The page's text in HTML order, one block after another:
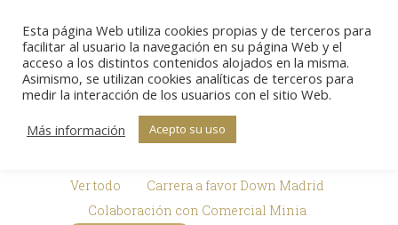
Galerías de
imágenes
Estás aquí:
Inicio
Premios Txema Elorza
Ver todo
Carrera a favor Down Madrid
Colaboración con Comercial Minia
Esta página Web utiliza cookies propias y de terceros para
facilitar al usuario la navegación en su página Web y el
acceso a los distintos contenidos alojados en la misma.
Asimismo, se utilizan cookies analíticas de terceros para
medir la interacción de los usuarios con el sitio Web.
Más información
Acepto su uso